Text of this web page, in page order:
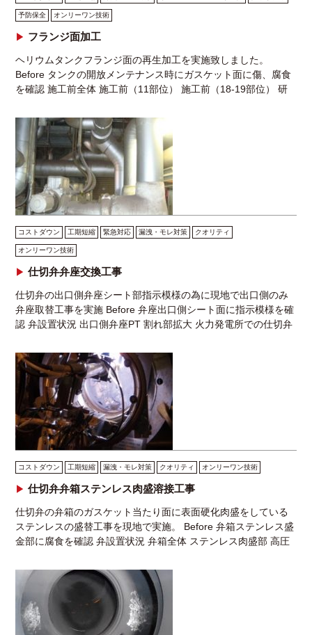
予防保全 オンリーワン技術
フランジ面加工
ヘリウムタンクフランジ面の再生加工を実施致しました。
Before タンクの開放メンテナンス時にガスケット面に傷、腐食
を確認 施工前全体 施工前（11部位） 施工前（18-19部位） 研
コストダウン 工期短縮 緊急対応 漏洩・モレ対策 クオリティ
オンリーワン技術
仕切弁弁座交換工事
仕切弁の出口側弁座シート部指示模様の為に現地で出口側のみ
弁座取替工事を実施 Before 弁座出口側シート面に指示模様を確
認 弁設置状況 出口側弁座PT 割れ部拡大 火力発電所での仕切弁
コストダウン 工期短縮 漏洩・モレ対策 クオリティ オンリーワン技術
仕切弁弁箱ステンレス肉盛溶接工事
仕切弁の弁箱のガスケット当たり面に表面硬化肉盛をしている
ステンレスの盛替工事を現地で実施。 Before 弁箱ステンレス盛
金部に腐食を確認 弁設置状況 弁箱全体 ステンレス肉盛部 高圧